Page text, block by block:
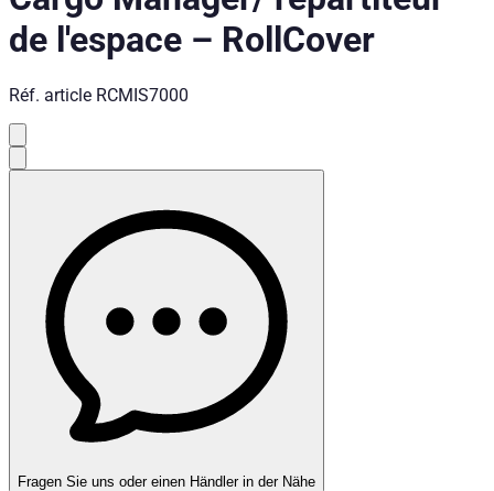
de l'espace – RollCover
Réf. article RCMIS7000
Fragen Sie uns oder einen Händler in der Nähe